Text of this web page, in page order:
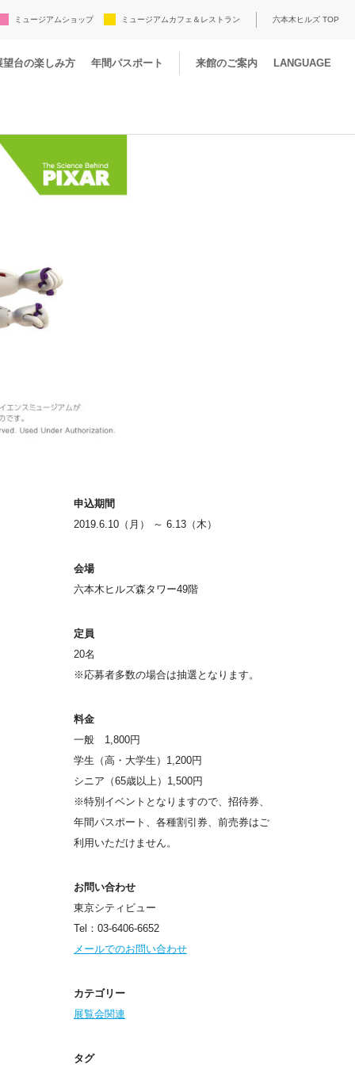
ミュージアムショップ ミュージアムカフェ＆レストラン 六本木ヒルズ TOP
望台の楽しみ方 年間パスポート 来館のご案内 LANGUAGE
申込期間
2019.6.10（月） ～ 6.13（木）
会場
六本木ヒルズ森タワー49階
定員
20名
※応募者多数の場合は抽選となります。
料金
一般 1,800円
学生（高・大学生）1,200円
シニア（65歳以上）1,500円
※特別イベントとなりますので、招待券、
年間パスポート、各種割引券、前売券はご
利用いただけません。
お問い合わせ
東京シティビュー
Tel：03-6406-6652
メールでのお問い合わせ
カテゴリー
展覧会関連
タグ